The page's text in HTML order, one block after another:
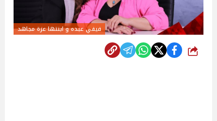
فيفي عبده و ابنتها عزة مجاهد
شارك